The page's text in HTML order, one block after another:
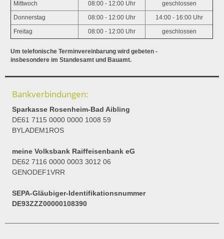
Mittwoch 08:00 - 12:00 Uhr geschlossen
Donnerstag 08:00 - 12:00 Uhr 14:00 - 16:00 Uhr
Freitag 08:00 - 12:00 Uhr geschlossen
Um telefonische Terminvereinbarung wird gebeten -
insbesondere im Standesamt und Bauamt.
Bankverbindungen:
Sparkasse Rosenheim-Bad Aibling
DE61 7115 0000 0000 1008 59
BYLADEM1ROS
meine Volksbank Raiffeisenbank eG
DE62 7116 0000 0003 3012 06
GENODEF1VRR
SEPA-Gläubiger-Identifikationsnummer
DE93ZZZ00000108390